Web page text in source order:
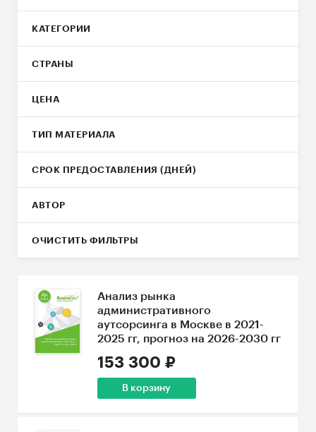
КАТЕГОРИИ
СТРАНЫ
ЦЕНА
ТИП МАТЕРИАЛА
СРОК ПРЕДОСТАВЛЕНИЯ (ДНЕЙ)
АВТОР
ОЧИСТИТЬ ФИЛЬТРЫ
Анализ рынка
административного
аутсорсинга в Москве в 2021-
2025 гг, прогноз на 2026-2030 гг
153 300 ₽
В корзину